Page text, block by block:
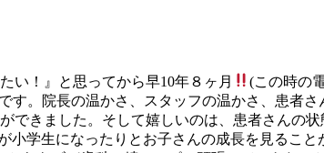
い！』と思ってから早10年８ヶ月
(この時の
す。院長の温かさ、スタッフの温かさ、患者
きました。そして嬉しいのは、患者さんの
学生になったりとお子さんの成長を見るこ